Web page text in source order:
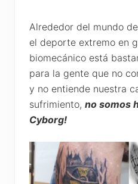
Alrededor del mundo
el deporte extremo en
biomecánico está
para la gente que no
y no entiende nuestra
sufrimiento, no somos
Cyborg!